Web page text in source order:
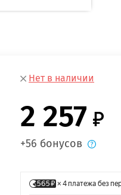
Нет в наличии
2 257
+56 бонусов